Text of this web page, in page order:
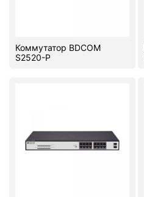
Коммутатор BDCOM
S2520-P